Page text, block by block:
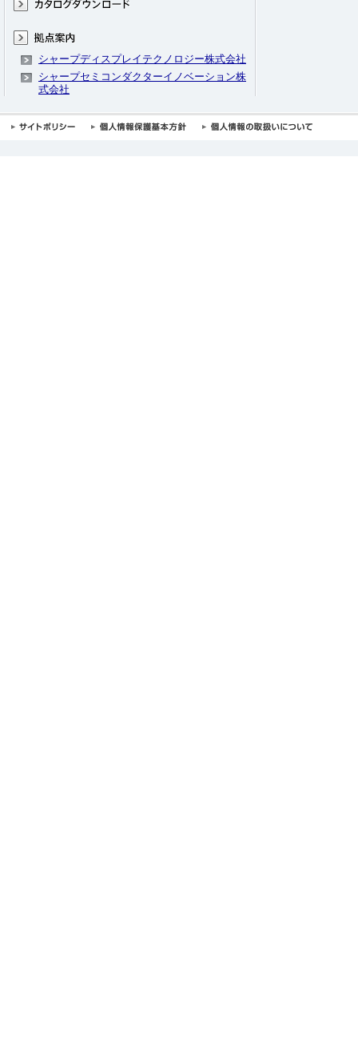
シャープディスプレイテクノロジー株式会社
シャープセミコンダクターイノベーション株
式会社